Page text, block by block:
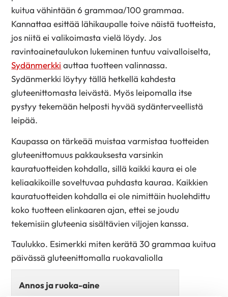
kuitua vähintään 6 grammaa/100 grammaa.
Kannattaa esittää lähikaupalle toive näistä tuotteista,
jos niitä ei valikoimasta vielä löydy. Jos
ravintoainetaulukon lukeminen tuntuu vaivalloiselta,
Sydänmerkki auttaa tuotteen valinnassa.
Sydänmerkki löytyy tällä hetkellä kahdesta
gluteenittomasta leivästä. Myös leipomalla itse
pystyy tekemään helposti hyvää sydänterveellistä
leipää.
Kaupassa on tärkeää muistaa varmistaa tuotteiden
gluteenittomuus pakkauksesta varsinkin
kauratuotteiden kohdalla, sillä kaikki kaura ei ole
keliaakikoille soveltuvaa puhdasta kauraa. Kaikkien
kauratuotteiden kohdalla ei ole nimittäin huolehdittu
koko tuotteen elinkaaren ajan, ettei se joudu
tekemisiin gluteenia sisältävien viljojen kanssa.
Taulukko. Esimerkki miten kerätä 30 grammaa kuitua
päivässä gluteenittomalla ruokavaliolla
Annos ja ruoka-aine